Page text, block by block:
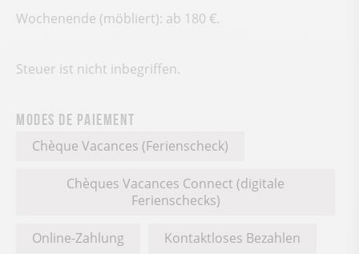
Wochenende (möbliert): ab 180 €.
Steuer ist nicht inbegriffen.
Modes de paiement
Chèque Vacances (Ferienscheck)
Chèques Vacances Connect (digitale
Ferienschecks)
Online-Zahlung Kontaktloses Bezahlen